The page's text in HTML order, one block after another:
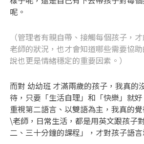
呢。
（管理者有親自帶、接觸每個孩子，
老師的狀況，也才會知道哪些需要協
說也更是情緒穩定的重要因素。）
而對 幼幼班 才滿兩歲的孩子，我真的
待，只要「生活自理」和「快樂」就
重視第二語言、以雙語為主，我真的
\老師，日常生活，都是用英文跟孩子
二、三十分鐘的課程」，才對孩子語